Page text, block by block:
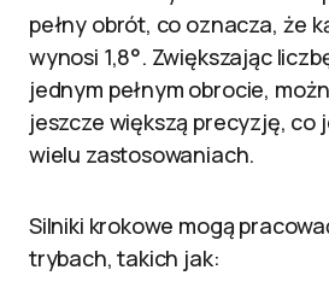
pełny obrót, co oznacza, że
wynosi 1,8°. Zwiększając
jednym pełnym obrocie,
jeszcze większą precyzję, co
wielu zastosowaniach.
Silniki krokowe mogą
trybach, takich jak: